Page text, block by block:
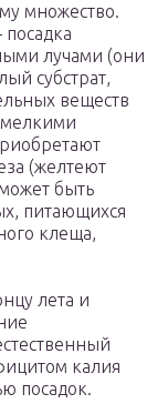
множество.
лучами (они
субстрат,
веществ
(желтеют
быть
питающихся
клеща,
лета и
калия
посадок.